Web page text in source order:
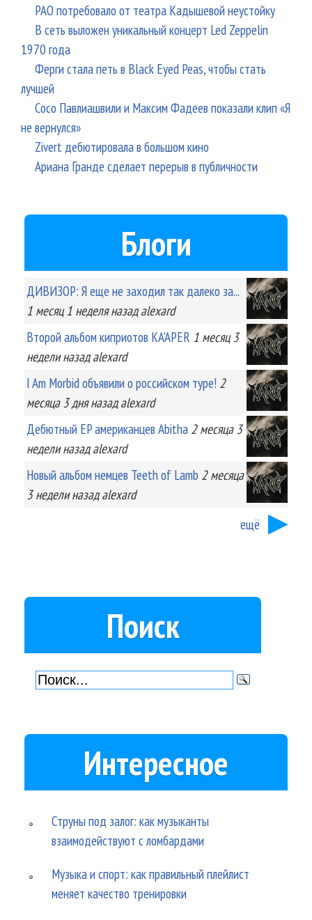
РАО потребовало от театра Кадышевой неустойку
В сеть выложен уникальный концерт Led Zeppelin
1970 года
Ферги стала петь в Black Eyed Peas, чтобы стать
лучшей
Сосо Павлиашвили и Максим Фадеев показали клип «Я
не вернулся»
Zivert дебютировала в большом кино
Ариана Гранде сделает перерыв в публичности
Блоги
ДИВИЗОР: Я еще не заходил так далеко за...
1 месяц 1 неделяназад alexard
Второй альбом киприотов KA'APER 1 месяц 3
неделиназад alexard
I Am Morbid объявили о российском туре! 2
месяца 3 дняназад alexard
Дебютный EP американцев Abitha 2 месяца 3
неделиназад alexard
Новый альбом немцев Teeth of Lamb 2 месяца
3 неделиназад alexard
ещё
Поиск
Интересное
Струны под залог: как музыканты
взаимодействуют с ломбардами
Музыка и спорт: как правильный плейлист
меняет качество тренировки